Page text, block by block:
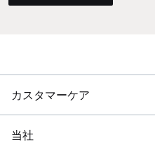
カスタマーケア
当社